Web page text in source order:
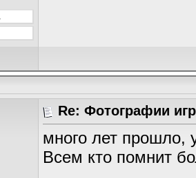
Re: Фотографии
много лет прошло,
Всем кто помнит